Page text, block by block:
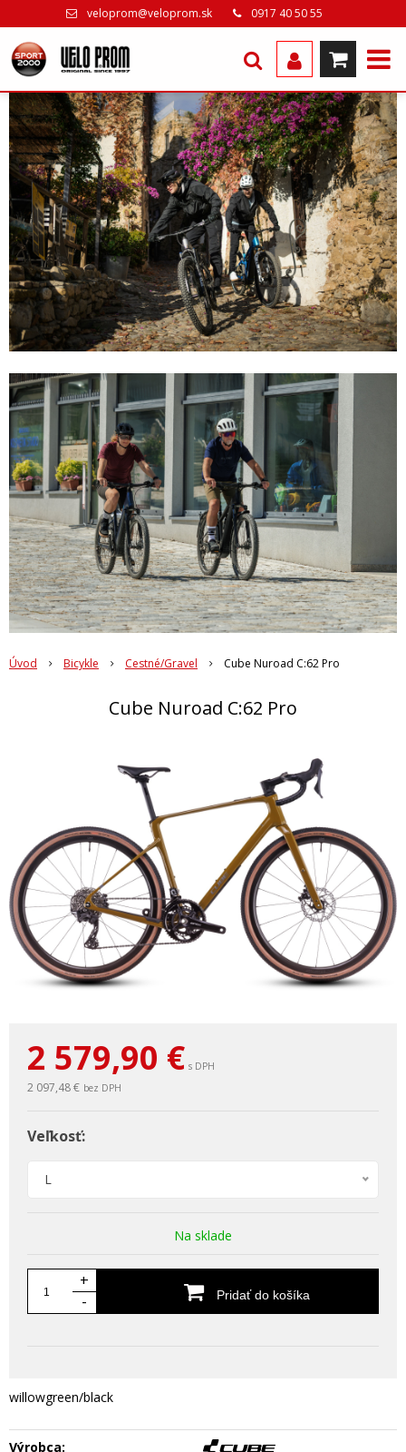
veloprom@veloprom.sk 0917 40 50 55
Úvod Bicykle Cestné/Gravel Cube Nuroad C:62 Pro
Cube Nuroad C:62 Pro
2 579,90 € s DPH
2 097,48 € bez DPH
Veľkosť:
L
Na sklade
+
-
Pridať do košíka
willowgreen/black
Výrobca: